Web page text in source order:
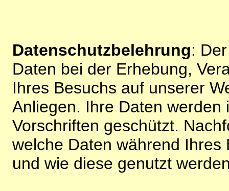
Datenschutzbelehrung:
Daten bei der Erhebung,
Ihres Besuchs auf unserer
Anliegen. Ihre Daten
Vorschriften geschützt.
welche Daten während
und wie diese genutzt